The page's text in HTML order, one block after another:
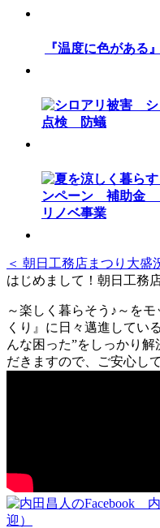
『温度に色がある』
＜ 朝日工務店まつり大盛
はじめまして！朝日工務店
～楽しく暮らそう♪～を
くり』に日々邁進してい
んな困った”をしっかり
だきますので、ご安心し
内
迎）